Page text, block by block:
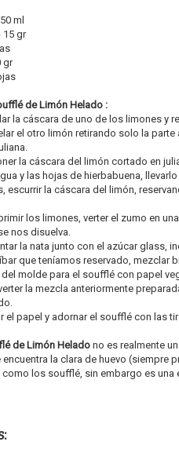
ml
15 gr
gr
de Limón Helado :
la cáscara de uno de los limones y
el otro limón retirando solo la parte
la cáscara del limón cortado en
y las hojas de hierbabuena,
escurrir la cáscara del limón,
los limones, verter el zumo en
nos disuelva.
la nata junto con el azúcar glass,
que teníamos reservado, mezclar
molde para el soufflé con papel
la mezcla anteriormente
el papel y adornar el soufflé con las
de Limón Heladono es realmente
la clara de huevo (siempre
los soufflé, sin embargo es una